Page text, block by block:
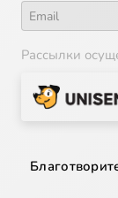
Рассылки